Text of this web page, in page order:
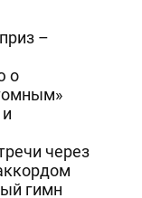
–
о
через
гимн